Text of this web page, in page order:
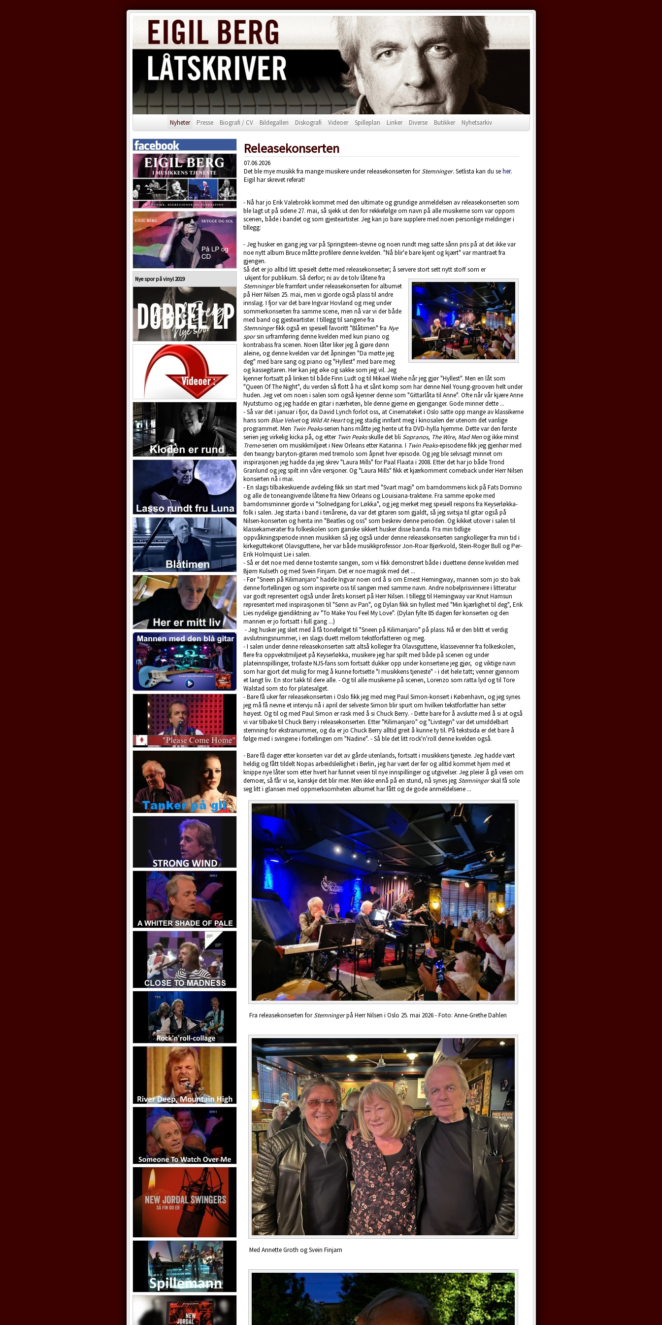
Nyheter Presse Biografi / CV Bildegalleri Diskografi Videoer Spilleplan Linker Diverse Butikker Nyhetsarkiv
Nye spor på vinyl 2019
Releasekonserten
07.06.2026
Det ble mye musikk fra mange musikere under releasekonserten forStemninger. Setlista kan du se her.
Eigil har skrevet referat!
- Nå har jo Erik Valebrokk kommet med den ultimate og grundige anmeldelsen av releasekonserten som
ble lagt ut på sidene 27. mai, så sjekk ut den for rekkefølge om navn på alle musikerne som var oppom
scenen, både i bandet og som gjesteartister. Jeg kan jo bare supplere med noen personlige meldinger i
tillegg:
- Jeg husker en gang jeg var på Springsteen-stevne og noen rundt meg satte sånn pris på at det ikke var
noe nytt album Bruce måtte profilere denne kvelden. "Nå blir'e bare kjent og kjært" var mantraet fra
gjengen.
Så det er jo alltid litt spesielt dette med releasekonserter; å servere stort sett nytt stoff som er
ukjent for publikum. Så derfor; ni av de tolv låtene fra
Stemningerble framført under releasekonserten for albumet
på Herr Nilsen 25. mai, men vi gjorde også plass til andre
innslag. I fjor var det bare Ingvar Hovland og meg under
sommerkonserten fra samme scene, men nå var vi der både
med band og gjesteartister. I tillegg til sangene fra
Stemningerfikk også en spesiell favoritt "Blåtimen" fra Nye
sporsin urframføring denne kvelden med kun piano og
kontrabass fra scenen. Noen låter liker jeg å gjøre dønn
aleine, og denne kvelden var det åpningen "Da møtte jeg
deg" med bare sang og piano og "Hyllest" med bare meg
og kassegitaren. Her kan jeg øke og sakke som jeg vil. Jeg
kjenner fortsatt på linken til både Finn Ludt og til Mikael Wiehe når jeg gjør "Hyllest". Men en låt som
"Queen Of The Night", du verden så flott å ha et sånt komp som har denne Neil Young-grooven helt under
huden. Jeg vet om noen i salen som også kjenner denne som "Gittarlåta til Anne". Ofte når vår kjære Anne
Nyutstumo og jeg hadde en gitar i nærheten, ble denne gjerne en gjenganger. Gode minner dette ...
- Så var det i januar i fjor, da David Lynch forlot oss, at Cinemateket i Oslo satte opp mange av klassikerne
hans som Blue Velvetog Wild At Heartog jeg stadig innfant meg i kinosalen der utenom det vanlige
programmet. Men Twin Peaks-serien hans måtte jeg hente ut fra DVD-hylla hjemme. Dette var den første
serien jeg virkelig kicka på, og etter Twin Peaksskulle det bli Sopranos, The Wire, Mad Menog ikke minst
Treme-serien om musikkmiljøet i New Orleans etter Katarina. I Twin Peaks-episodene fikk jeg gjenhør med
den twangy baryton-gitaren med tremolo som åpnet hver episode. Og jeg ble selvsagt minnet om
inspirasjonen jeg hadde da jeg skrev "Laura Mills" for Paal Flaata i 2008. Etter det har jo både Trond
Granlund og jeg spilt inn våre versjoner. Og "Laura Mills" fikk et kjærkomment comeback under Herr Nilsen
konserten nå i mai.
- En slags tilbakeskuende avdeling fikk sin start med "Svart magi" om barndommens kick på Fats Domino
og alle de toneangivende låtene fra New Orleans og Louisiana-traktene. Fra samme epoke med
barndomsminner gjorde vi "Solnedgang for Løkka", og jeg merket meg spesiell respons fra Keyserløkka-
folk i salen. Jeg starta i band i tenårene, da var det gitaren som gjaldt, så jeg svitsja til gitar også på
Nilsen-konserten og henta inn "Beatles og oss" som beskrev denne perioden. Og kikket utover i salen til
klassekamerater fra folkeskolen som ganske sikkert husker disse banda. Fra min tidlige
oppvåkningsperiode innen musikken så jeg også under denne releasekonserten sangkolleger fra min tid i
kirkeguttekoret Olavsguttene, her var både musikkprofessor Jon-Roar Bjørkvold, Stein-Roger Bull og Per-
Erik Holmquist Lie i salen.
- Så er det noe med denne tostemte sangen, som vi fikk demonstrert både i duettene denne kvelden med
Bjørn Kulseth og med Svein Finjarn. Det er noe magisk med det ...
- Før "Sneen på Kilimanjaro" hadde Ingvar noen ord å si om Ernest Hemingway, mannen som jo sto bak
denne fortellingen og som inspirerte oss til sangen med samme navn. Andre nobelprisvinnere i litteratur
var godt representert også under årets konsert på Herr Nilsen. I tillegg til Hemingway var Knut Hamsun
representert med inspirasjonen til "Sønn av Pan", og Dylan fikk sin hyllest med "Min kjærlighet til deg", Erik
Lies nydelige gjendiktning av "To Make You Feel My Love". (Dylan fylte 85 dagen før konserten og den
mannen er jo fortsatt i full gang ...)
- Jeg husker jeg sleit med å få tonefølget til "Sneen på Kilimanjaro" på plass. Nå er den blitt et verdig
avslutningsnummer, i en slags duett mellom tekstforfatteren og meg.
- I salen under denne releasekonserten satt altså kolleger fra Olavsguttene, klassevenner fra folkeskolen,
flere fra oppvekstmiljøet på Keyserløkka, musikere jeg har spilt med både på scenen og under
plateinnspillinger, trofaste NJS-fans som fortsatt dukker opp under konsertene jeg gjør, og viktige navn
som har gjort det mulig for meg å kunne fortsette "I musikkens tjeneste" - i det hele tatt; venner gjennom
et langt liv. En stor takk til dere alle. - Og til alle musikerne på scenen, Lorenzo som ratta lyd og til Tore
Walstad som sto for platesalget.
- Bare få uker før releasekonserten i Oslo fikk jeg med meg Paul Simon-konsert i København, og jeg synes
jeg må få nevne et intervju nå i april der selveste Simon blir spurt om hvilken tekstforfatter han setter
høyest. Og til og med Paul Simon er rask med å si Chuck Berry. - Dette bare for å avslutte med å si at også
vi var tilbake til Chuck Berry i releasekonserten. Etter "Kilimanjaro" og "Livstegn" var det umiddelbart
stemning for ekstranummer, og da er jo Chuck Berry alltid greit å kunne ty til. På tekstsida er det bare å
følge med i svingene i fortellingen om "Nadine". - Så ble det litt rock'n'roll denne kvelden også.
- Bare få dager etter konserten var det av gårde utenlands, fortsatt i musikkens tjeneste. Jeg hadde vært
heldig og fått tildelt Nopas arbeidsleilighet i Berlin, jeg har vært der før og alltid kommet hjem med et
knippe nye låter som etter hvert har funnet veien til nye innspillinger og utgivelser. Jeg pleier å gå veien om
demoer, så får vi se, kanskje det blir mer. Men ikke ennå på en stund, nå synes jeg Stemningerskal få sole
seg litt i glansen med oppmerksomheten albumet har fått og de gode anmeldelsene ...
Fra releasekonserten forStemningerpå Herr Nilsen i Oslo 25. mai 2026 - Foto: Anne-Grethe Dahlen
Med Annette Groth og Svein Finjarn